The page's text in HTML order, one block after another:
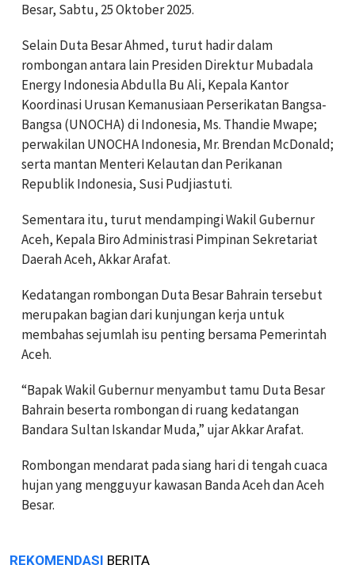
Besar, Sabtu, 25 Oktober 2025.
Selain Duta Besar Ahmed, turut hadir dalam
rombongan antara lain Presiden Direktur Mubadala
Energy Indonesia Abdulla Bu Ali, Kepala Kantor
Koordinasi Urusan Kemanusiaan Perserikatan Bangsa-
Bangsa (UNOCHA) di Indonesia, Ms. Thandie Mwape;
perwakilan UNOCHA Indonesia, Mr. Brendan McDonald;
serta mantan Menteri Kelautan dan Perikanan
Republik Indonesia, Susi Pudjiastuti.
Sementara itu, turut mendampingi Wakil Gubernur
Aceh, Kepala Biro Administrasi Pimpinan Sekretariat
Daerah Aceh, Akkar Arafat.
Kedatangan rombongan Duta Besar Bahrain tersebut
merupakan bagian dari kunjungan kerja untuk
membahas sejumlah isu penting bersama Pemerintah
Aceh.
“Bapak Wakil Gubernur menyambut tamu Duta Besar
Bahrain beserta rombongan di ruang kedatangan
Bandara Sultan Iskandar Muda,” ujar Akkar Arafat.
Rombongan mendarat pada siang hari di tengah cuaca
hujan yang mengguyur kawasan Banda Aceh dan Aceh
Besar.
REKOMENDASI BERITA